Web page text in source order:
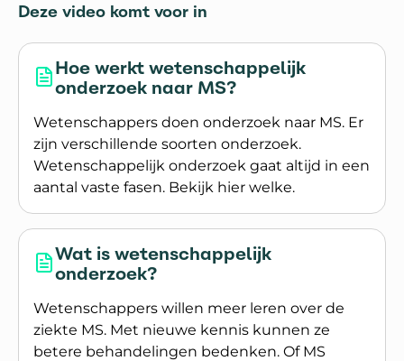
Deze video komt voor in
Hoe werkt wetenschappelijk
onderzoek naar MS?
Wetenschappers doen onderzoek naar MS. Er
zijn verschillende soorten onderzoek.
Wetenschappelijk onderzoek gaat altijd in een
aantal vaste fasen. Bekijk hier welke.
Lees meer over Hoe werkt wetenschappelijk
Wat is wetenschappelijk
onderzoek?
Wetenschappers willen meer leren over de
ziekte MS. Met nieuwe kennis kunnen ze
betere behandelingen bedenken. Of MS